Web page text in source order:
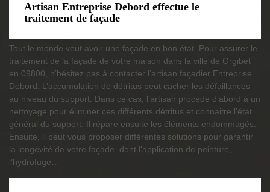
Artisan Entreprise Debord effectue le
traitement de façade
Tout le monde veut avoir une façade en bon état. Pour assurer le
traitement de la façade de votre maison dans la ville de Orgibet
en 09800, n’hésitez pas à contacter l’artisan façadier Entreprise
Debord. L’accumulation de détritus peut cacher les défaillances
au niveau du support. Dans ce cas, l’artisan procède d’abord à un
nettoyage pour éliminer ces différents détritus et connaitre l’état
général du support. Il répare ensuite les éléments endommagés.
Ensuite, il peut vous proposer différentes solutions pour garantir
la longévité de votre façade, dont l’application de peinture,
l’hydrofuge…